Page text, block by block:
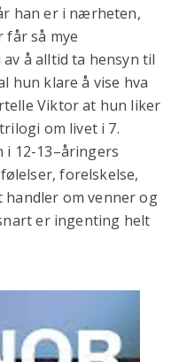
han er i nærheten,
så mye
å alltid ta hensyn til
hun klare å vise hva
Viktor at hun liker
om livet i 7.
i 12-13–åringers
forelskelse,
handler om venner og
er ingenting helt